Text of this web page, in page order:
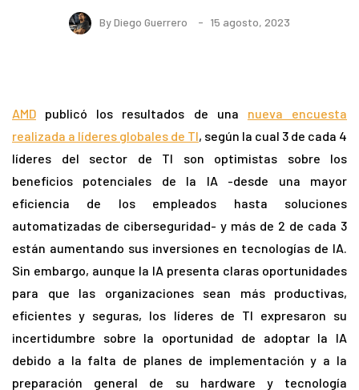
ByDiego Guerrero 15 agosto, 2023
AMD publicó los resultados de una nueva encuesta
realizada a líderes globales de TI, según la cual 3 de cada 4
líderes del sector de TI son optimistas sobre los
beneficios potenciales de la IA -desde una mayor
eficiencia de los empleados hasta soluciones
automatizadas de ciberseguridad- y más de 2 de cada 3
están aumentando sus inversiones en tecnologías de IA.
Sin embargo, aunque la IA presenta claras oportunidades
para que las organizaciones sean más productivas,
eficientes y seguras, los líderes de TI expresaron su
incertidumbre sobre la oportunidad de adoptar la IA
debido a la falta de planes de implementación y a la
preparación general de su hardware y tecnología